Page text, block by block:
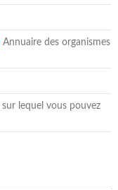
Annuaire des organismes
lequel vous pouvez